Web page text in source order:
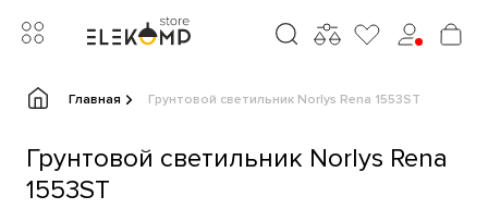
Главная Грунтовой светильник Norlys Rena 1553ST
Грунтовой светильник Norlys Rena
1553ST